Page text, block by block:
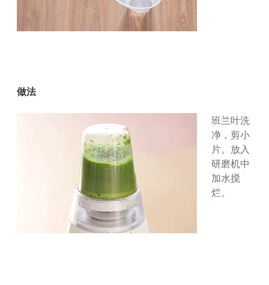
做法
班兰叶洗
净，剪小
片。放入
研磨机中
加水搅
烂。